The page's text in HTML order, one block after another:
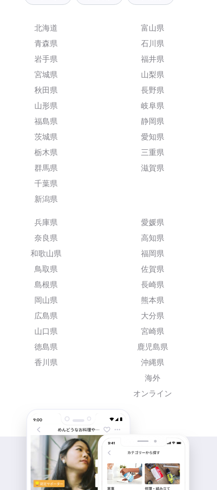
北海道
青森県
岩手県
宮城県
秋田県
山形県
福島県
茨城県
栃木県
群馬県
千葉県
新潟県
富山県
石川県
福井県
山梨県
長野県
岐阜県
静岡県
愛知県
三重県
滋賀県
兵庫県
奈良県
和歌山県
鳥取県
島根県
岡山県
広島県
山口県
徳島県
香川県
愛媛県
高知県
福岡県
佐賀県
長崎県
熊本県
大分県
宮崎県
鹿児島県
沖縄県
海外
オンライン